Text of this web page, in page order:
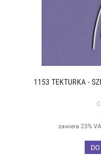
1153 TEKTURKA -
zawiera 23%